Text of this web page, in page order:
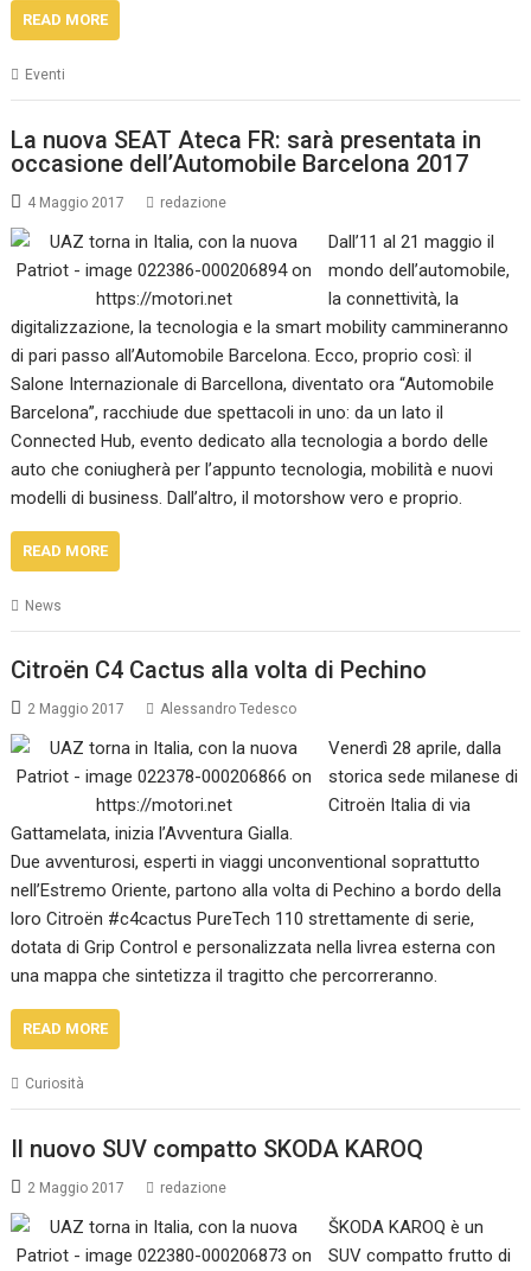
READ MORE
Eventi
La nuova SEAT Ateca FR: sarà presentata in
occasione dell’Automobile Barcelona 2017
4 Maggio 2017 redazione
Dall’11 al 21 maggio il
mondo dell’automobile,
la connettività, la
digitalizzazione, la tecnologia e la smart mobility cammineranno
di pari passo all’Automobile Barcelona. Ecco, proprio così: il
Salone Internazionale di Barcellona, diventato ora “Automobile
Barcelona”, racchiude due spettacoli in uno: da un lato il
Connected Hub, evento dedicato alla tecnologia a bordo delle
auto che coniugherà per l’appunto tecnologia, mobilità e nuovi
modelli di business. Dall’altro, il motorshow vero e proprio.
READ MORE
News
Citroën C4 Cactus alla volta di Pechino
2 Maggio 2017 Alessandro Tedesco
Venerdì 28 aprile, dalla
storica sede milanese di
Citroën Italia di via
Gattamelata, inizia l’Avventura Gialla.
Due avventurosi, esperti in viaggi unconventional soprattutto
nell’Estremo Oriente, partono alla volta di Pechino a bordo della
loro Citroën #c4cactus PureTech 110 strettamente di serie,
dotata di Grip Control e personalizzata nella livrea esterna con
una mappa che sintetizza il tragitto che percorreranno.
READ MORE
Curiosità
Il nuovo SUV compatto SKODA KAROQ
2 Maggio 2017 redazione
ŠKODA KAROQ è un
SUV compatto frutto di